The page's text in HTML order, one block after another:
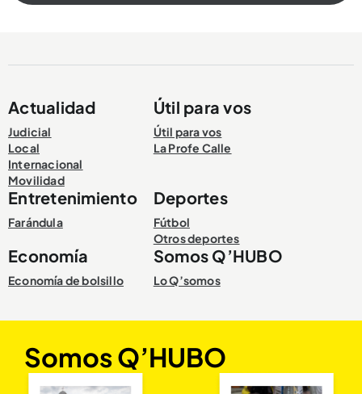
Actualidad
Judicial
Local
Internacional
Movilidad
Útil para vos
Útil para vos
La Profe Calle
Entretenimiento
Farándula
Deportes
Fútbol
Otros deportes
Economía
Economía de bolsillo
Somos Q’HUBO
Lo Q’somos
Somos Q’HUBO